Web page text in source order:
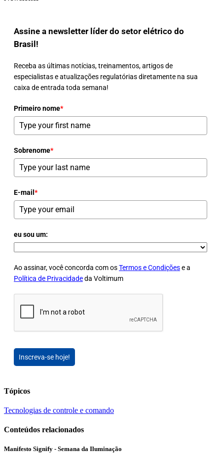
Assine a newsletter líder do setor elétrico do
Brasil!
Receba as últimas notícias, treinamentos, artigos de
especialistas e atualizações regulatórias diretamente na sua
caixa de entrada toda semana!
Primeiro nome*
Sobrenome*
E-mail *
eu sou um:
Ao assinar, você concorda com osTermos e Condiçõese a
Política de Privacidadeda Voltimum
Inscreva-se hoje!
Tópicos
Tecnologias de controle e comando
Conteúdos relacionados
Manifesto Signify - Semana da Iluminação